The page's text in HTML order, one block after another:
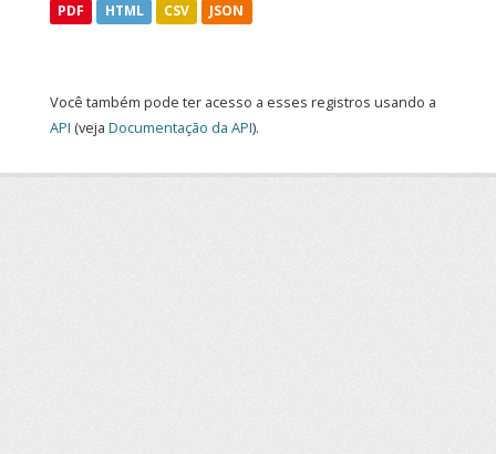
PDF HTML CSV JSON
Você também pode ter acesso a esses registros usando a
API (veja Documentação da API).